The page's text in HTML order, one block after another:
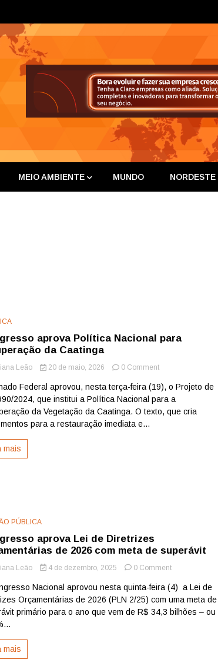
MEIO AMBIENTE MUNDO NORDESTE
aprova Política Nacional para
da Caatinga
Leão 20 de maio, 2026 0 Commenton
aprova
Política
Nacional
Federal aprovou, nesta terça-feira (19), o Projeto de
2024, que institui a Política Nacional para a
da Vegetação da Caatinga. O texto, que cria
para a restauração imediata e...
mais
PÚBLICA
aprova Lei de Diretrizes
de 2026 com meta de superávit
Leão 4 de dezembro, 2025 0 Commenton
aprova
Lei
de
Nacional aprovou nesta quinta-feira (4) a Lei de
Orçamentárias de 2026 (PLN 2/25) com uma meta de
primário para o ano que vem de R$ 34,3 bilhões – ou
mais